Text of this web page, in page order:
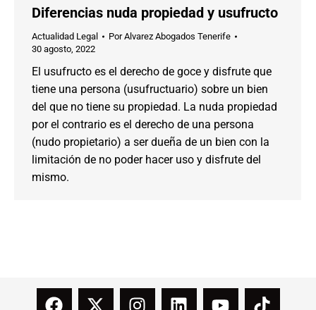
Diferencias nuda propiedad y usufructo
Actualidad Legal PorAlvarez Abogados Tenerife
30 agosto, 2022
El usufructo es el derecho de goce y disfrute que
tiene una persona (usufructuario) sobre un bien
del que no tiene su propiedad. La nuda propiedad
por el contrario es el derecho de una persona
(nudo propietario) a ser dueña de un bien con la
limitación de no poder hacer uso y disfrute del
mismo.